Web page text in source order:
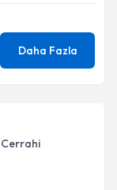
Daha Fazla